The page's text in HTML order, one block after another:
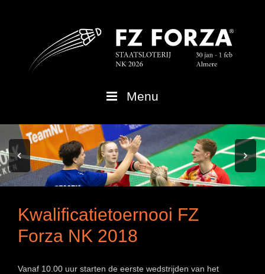
Menu
Kwalificatietoernooi FZ
Forza NK 2018
Vanaf 10.00 uur starten de eerste wedstrijden van het